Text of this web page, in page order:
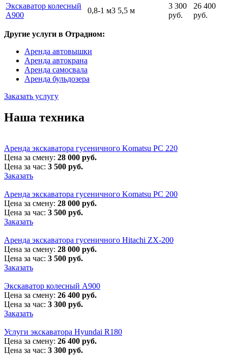
Экскаватор колесный
A900
0,8-1 м3 5,5 м
3 300
руб.
26 400
руб.
Другие услуги в Отрадном:
Аренда автовышки
Аренда автокрана
Аренда самосвала
Аренда бульдозера
Заказать услугу
Наша техника
Аренда экскаватора гусеничного Komatsu PC 220
Цена за смену: 28 000 руб.
Цена за час: 3 500 руб.
Заказать
Аренда экскаватора гусеничного Komatsu PC 200
Цена за смену: 28 000 руб.
Цена за час: 3 500 руб.
Заказать
Аренда экскаватора гусеничного Hitachi ZX-200
Цена за смену: 28 000 руб.
Цена за час: 3 500 руб.
Заказать
Экскаватор колесный A900
Цена за смену: 26 400 руб.
Цена за час: 3 300 руб.
Заказать
Услуги экскаватора Hyundai R180
Цена за смену: 26 400 руб.
Цена за час: 3 300 руб.